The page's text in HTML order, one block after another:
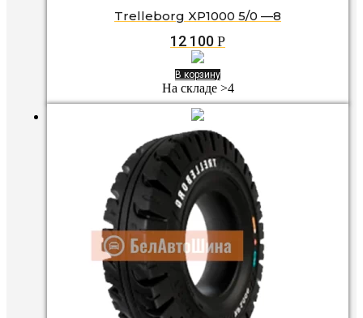
Trelleborg XP1000 5/0 —8
12 100 Р
В корзину
На складе >4